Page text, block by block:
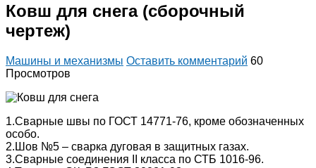
Ковш для снега (сборочный
чертеж)
Машины и механизмы Оставить комментарий 60
Просмотров
1.Сварные швы по ГОСТ 14771-76, кроме обозначенных
особо.
2.Шов №5 – сварка дуговая в защитных газах.
3.Сварные соединения II класса по СТБ 1016-96.